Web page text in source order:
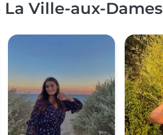
Ville-aux-Dames